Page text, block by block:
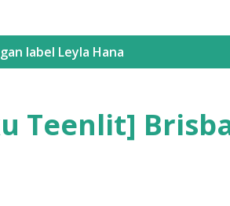
label Leyla Hana
Teenlit]